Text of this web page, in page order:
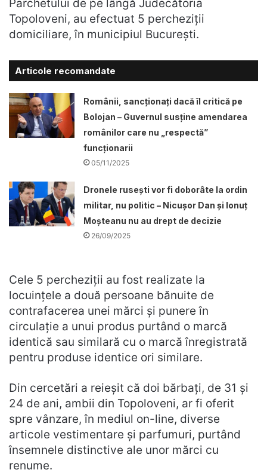
Parchetului de pe lângă Judecătoria
Topoloveni, au efectuat 5 percheziții
domiciliare, în municipiul București.
Articole recomandate
Românii, sancționați dacă îl critică pe
Bolojan – Guvernul susține amendarea
românilor care nu „respectă”
funcționarii
05/11/2025
Dronele ruseşti vor fi doborâte la ordin
militar, nu politic – Nicușor Dan și Ionuț
Moșteanu nu au drept de decizie
26/09/2025
Cele 5 percheziții au fost realizate la
locuințele a două persoane bănuite de
contrafacerea unei mărci și punere în
circulație a unui produs purtând o marcă
identică sau similară cu o marcă înregistrată
pentru produse identice ori similare.
Din cercetări a reieșit că doi bărbați, de 31 și
24 de ani, ambii din Topoloveni, ar fi oferit
spre vânzare, în mediul on-line, diverse
articole vestimentare și parfumuri, purtând
însemnele distinctive ale unor mărci cu
renume.